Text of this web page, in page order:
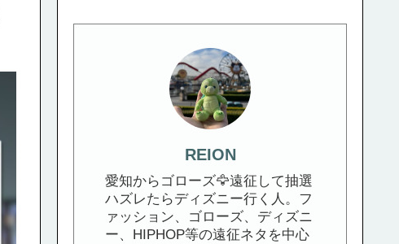
REION
愛知からゴローズ🦅遠征して抽選
ハズレたらディズニー行く人。フ
ァッション、ゴローズ、ディズニ
ー、HIPHOP等の遠征ネタを中心